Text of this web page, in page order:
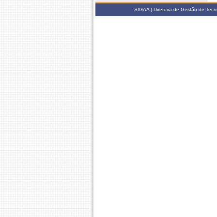
SIGAA | Diretoria de Gestão de